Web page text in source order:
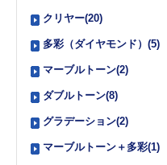
クリヤー(20)
多彩（ダイヤモンド）(5)
マーブルトーン(2)
ダブルトーン(8)
グラデーション(2)
マーブルトーン＋多彩(1)